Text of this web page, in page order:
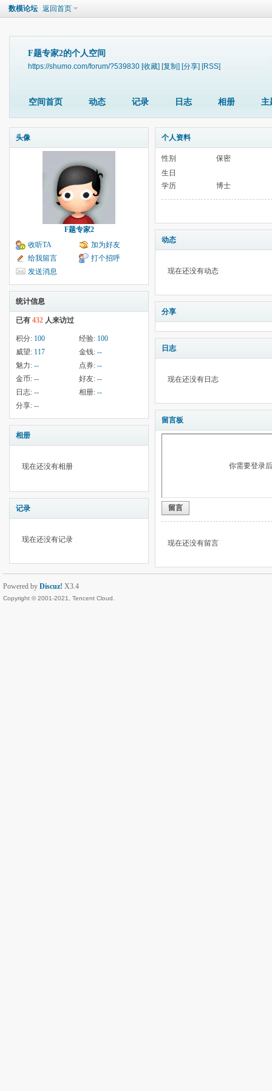
数模论坛 返回首页
F题专家2的个人空间
https://shumo.com/forum/?539830 [收藏] [复制] [分享] [RSS]
空间首页 动态 记录 日志 相册 主
头像
F题专家2
收听TA
加为好友
给我留言
打个招呼
发送消息
统计信息
已有 432 人来访过
积分: 100 经验: 100
威望: 117 金钱: --
魅力: -- 点券: --
金币: -- 好友: --
日志: -- 相册: --
分享: --
相册
现在还没有相册
记录
现在还没有记录
个人资料
性别
保密
生日
学历
博士
动态
现在还没有动态
分享
日志
现在还没有日志
留言板
你需要登录
留言
现在还没有留言
Powered by Discuz! X3.4
Copyright © 2001-2021, Tencent Cloud.